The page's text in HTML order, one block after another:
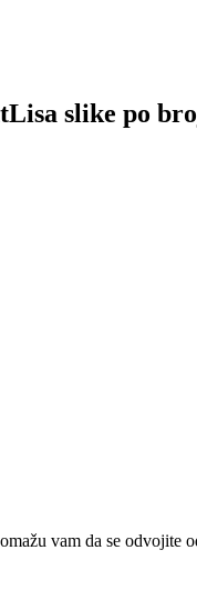
Read
slike po
vam da se